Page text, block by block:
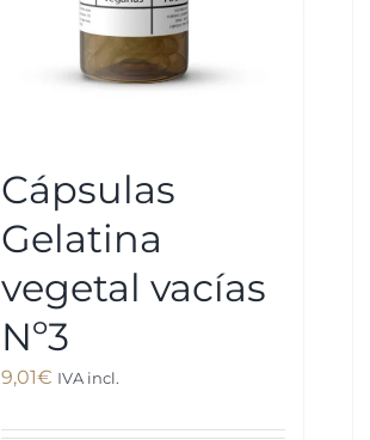
Cápsulas
Gelatina
vegetal vacías
Nº3
9,01€ IVA incl.